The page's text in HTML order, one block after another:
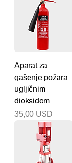
Aparat za
gašenje požara
ugljičnim
dioksidom
Cijena
35,00 USD